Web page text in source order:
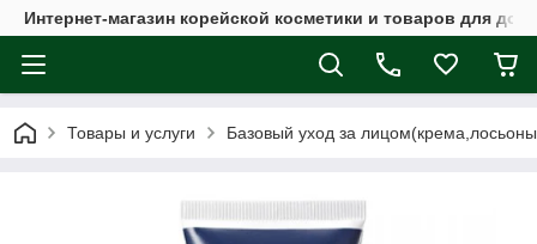
Интернет-магазин корейской косметики и товаров для
Товары и услуги Базовый уход за